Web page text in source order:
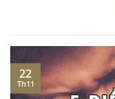
22
Th11